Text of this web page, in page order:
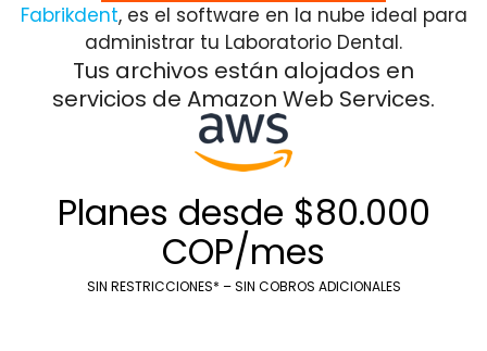
Fabrikdent, es el software en la nube ideal para
administrar tu Laboratorio Dental.
Tus archivos están alojados en
servicios de Amazon Web Services.
Planes desde $80.000
COP/mes
SIN RESTRICCIONES* – SIN COBROS ADICIONALES